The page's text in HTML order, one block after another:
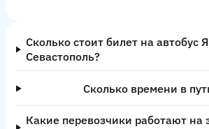
Сколько стоит билет на автобус
Севастополь?
Сколько времени в
Какие перевозчики работают на